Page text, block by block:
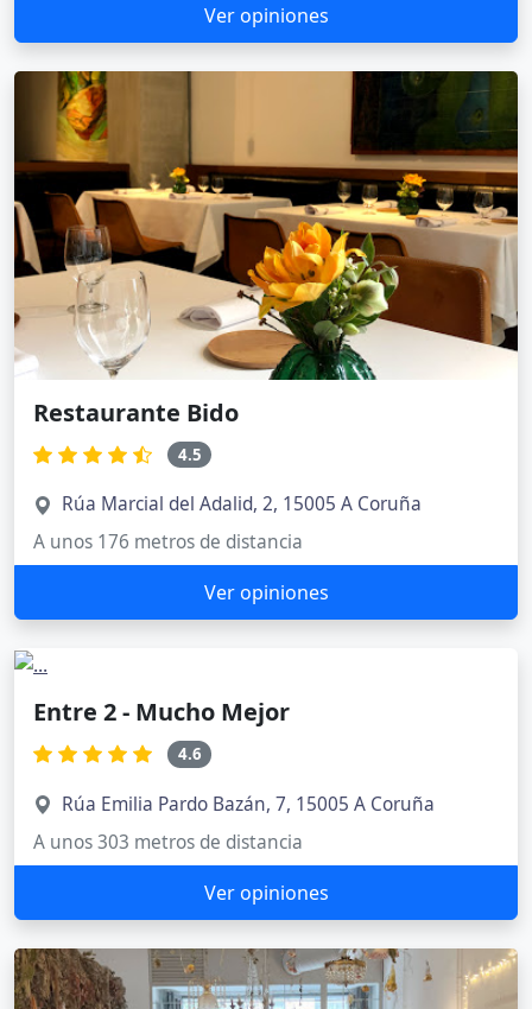
Ver opiniones
Restaurante Bido
4.5
Rúa Marcial del Adalid, 2, 15005 A Coruña
A unos 176 metros de distancia
Ver opiniones
Entre 2 - Mucho Mejor
4.6
Rúa Emilia Pardo Bazán, 7, 15005 A Coruña
A unos 303 metros de distancia
Ver opiniones